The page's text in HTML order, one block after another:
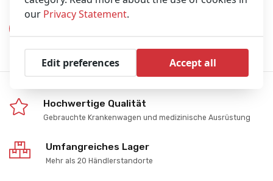
Hochwertige Qualität
Gebrauchte Krankenwagen und medizinische Ausrüstung
Umfangreiches Lager
Mehr als 20 Händlerstandorte
our Privacy Statement.
Edit preferences Accept all